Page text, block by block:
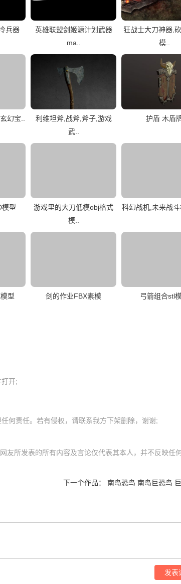
兵器
英雄联盟剑姬源计划武器
ma..
狂战士大刀神器,
模..
幻宝..
利维坦斧,战斧,斧子,游戏
武..
护盾 木盾
模型
游戏里的大刀低模obj格式
模..
科幻战机,未来战斗
型 剑的作业FBX素模 弓箭组合stl
开;
友所发表的所有内容及言论仅代表其本人，并不反映任
下一个作品： 南岛恐鸟 南岛巨恐鸟
发表